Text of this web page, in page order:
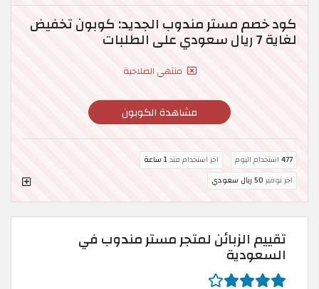
كود خصم مستر مندوب الجديد: كوبون تخفيض
لغاية 7 ريال سعودي على الطلبات
منتهي الصلاحية
مشاهدة الكوبون
477 استخدام اليوم اخر استخدام منذ1 ساعة
اخر توفير 50 ريال سعودي
تقييم الزبائن لمتجر مستر مندوب في
السعودية